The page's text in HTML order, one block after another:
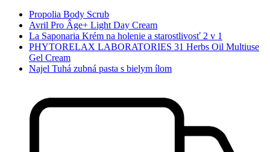
Propolia Body Scrub
Avril Pro Âge+ Light Day Cream
La Saponaria Krém na holenie a starostlivosť 2 v 1
PHYTORELAX LABORATORIES 31 Herbs Oil Multiuse
Gel Cream
Najel Tuhá zubná pasta s bielym ílom